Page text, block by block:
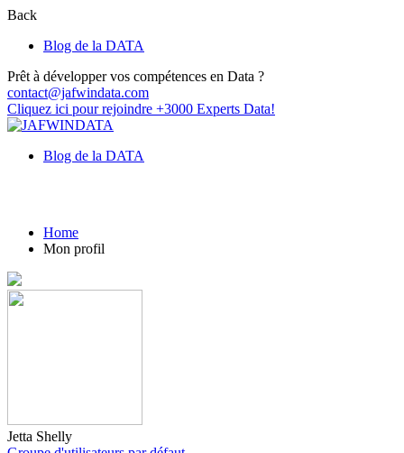
Back
Blog de la DATA
Prêt à développer vos compétences en Data ?
contact@jafwindata.com
Cliquez ici pour rejoindre +3000 Experts Data!
Blog de la DATA
Home
Mon profil
Jetta Shelly